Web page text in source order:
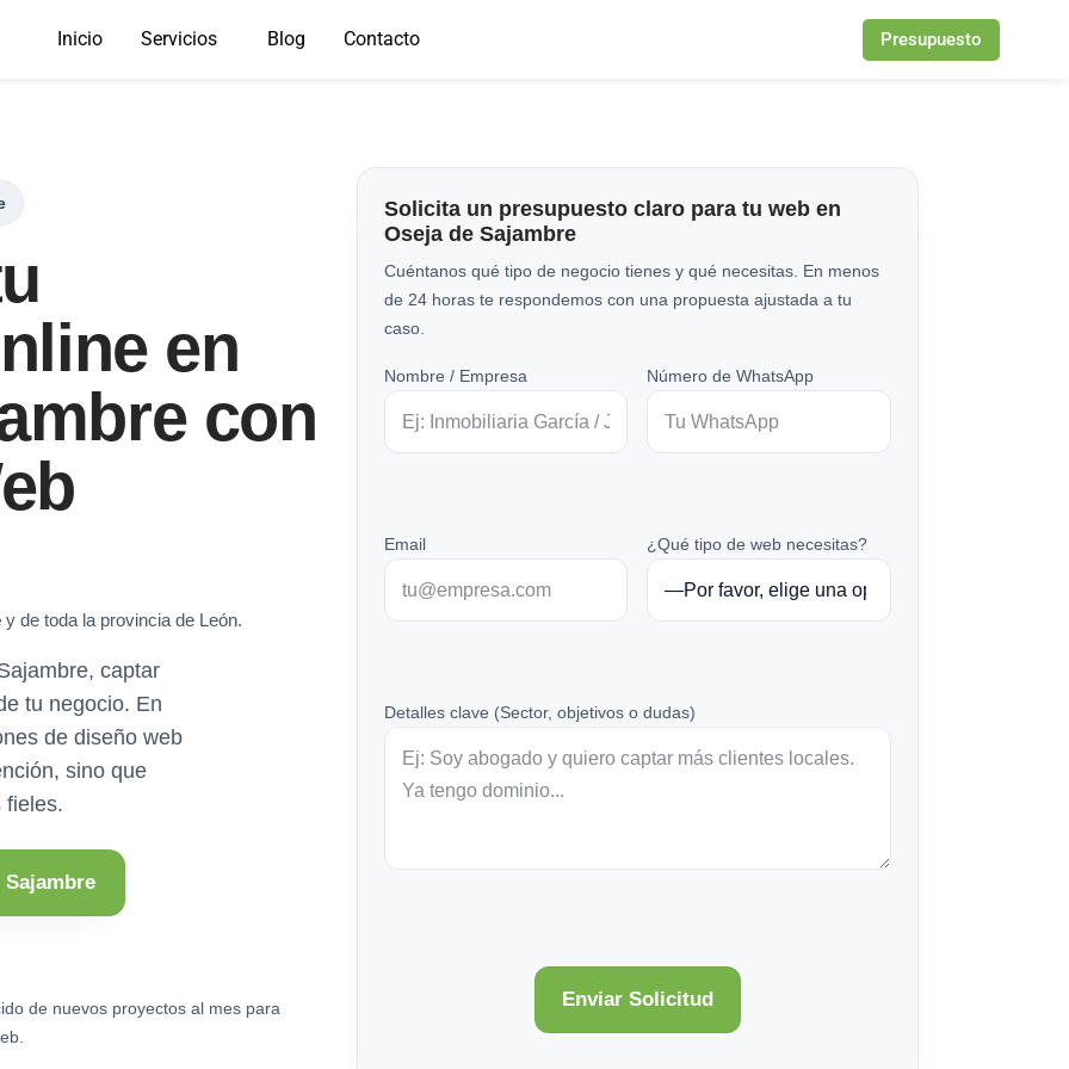
Inicio Servicios Blog Contacto Presupuesto
en
con
y de toda la provincia de León.
captar
tu negocio. En
de diseño web
sino que
fieles.
de nuevos proyectos al mes para
Solicita un presupuesto claro para tu web en
Oseja de Sajambre
Cuéntanos qué tipo de negocio tienes y qué necesitas. En menos
de 24 horas te respondemos con una propuesta ajustada a tu
caso.
Nombre / Empresa Número de WhatsApp
Email ¿Qué tipo de web necesitas?
Detalles clave (Sector, objetivos o dudas)